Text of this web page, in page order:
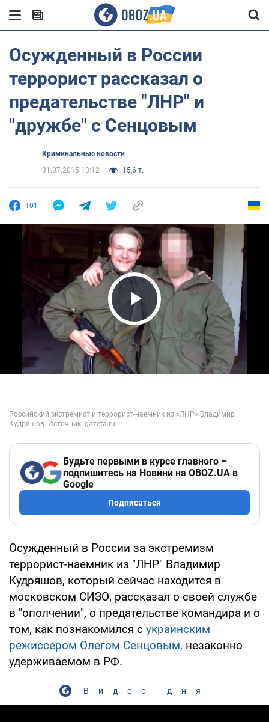
Осужденный в России
террорист рассказал о
предательстве "ЛНР" и
"дружбе" с Сенцовым
Криминальные новости
31.07.2015 13:12
15,6 т.
101
Play Video
Будьте первыми в курсе главного –
подпишитесь на Новини на OBOZ.UA в
Google
Подписаться
Осужденный в России за экстремизм
террорист-наемник из "ЛНР" Владимир
Кудряшов, который сейчас находится в
московском СИЗО, рассказал о своей службе
в "ополчении", о предательстве командира и о
том, как познакомился с украинским
режиссером Олегом Сенцовым, незаконно
удерживаемом в РФ.
Видео дня